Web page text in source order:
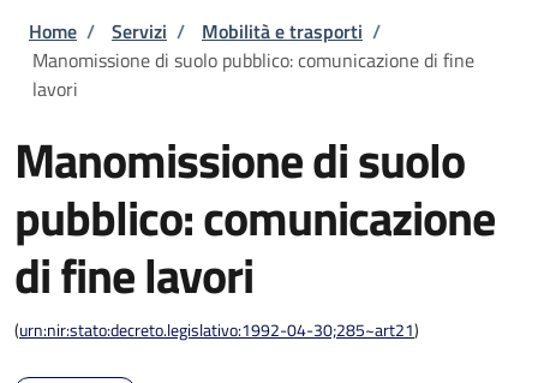
Briciole di pane
Home / Servizi / Mobilità e trasporti /
Manomissione di suolo pubblico: comunicazione di fine
lavori
Manomissione di suolo
pubblico: comunicazione
di fine lavori
(urn:nir:stato:decreto.legislativo:1992-04-30;285~art21)